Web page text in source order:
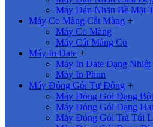
Máy Dán Nhãn Bề Mặt
Máy Co Màng Cắt Màng +
Máy Co Màng
Máy Cắt Màng Co
Máy In Date +
Máy In Date Dạng Nhiệt
Máy In Phun
Máy Đóng Gói Tự Động +
Máy Đóng Gói Dạng Bột
Máy Đóng Gói Dạng Hạt
Máy Đóng Gói Trà Túi